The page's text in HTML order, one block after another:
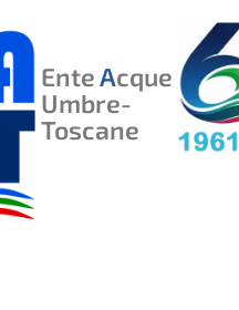
AL
CONTENUTO
EnteAcque
Umbre-
Toscane